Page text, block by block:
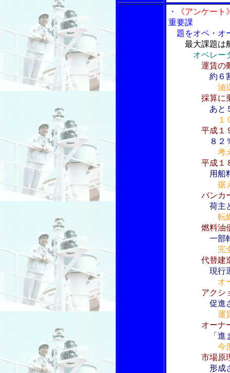
・
《アンケート
重要課
題をオペ・オ
最大課題は
オペレー
運賃の
約６
油
採算に
あと
１
平成１
８２
考
平成１
用船
据
バンカ
荷主
転
燃料油
一部
完
代替建
現行
オ
アクシ
促進
運
オーナ
「
今
市場原
形成